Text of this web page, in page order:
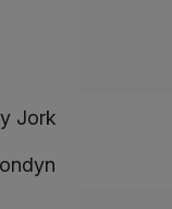
Jork